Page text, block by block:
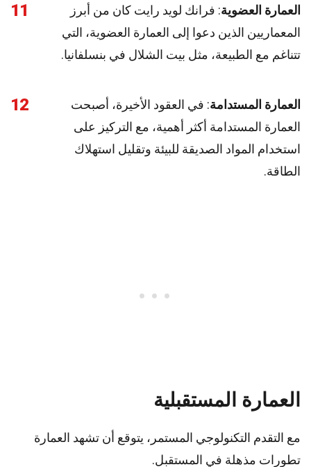
11 العمارة العضوية: فرانك لويد رايت كان من أبرز
المعماريين الذين دعوا إلى العمارة العضوية، التي
تتناغم مع الطبيعة، مثل بيت الشلال في بنسلفانيا.
12 العمارة المستدامة: في العقود الأخيرة، أصبحت
العمارة المستدامة أكثر أهمية، مع التركيز على
استخدام المواد الصديقة للبيئة وتقليل استهلاك
الطاقة.
العمارة المستقبلية
مع التقدم التكنولوجي المستمر، يتوقع أن تشهد العمارة
تطورات مذهلة في المستقبل.